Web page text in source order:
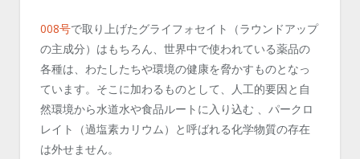
008号で取り上げたグライフォセイト（ラウンドアップ
の主成分）はもちろん、世界中で使われている薬品の
各種は、わたしたちや環境の健康を脅かすものとなっ
ています。そこに加わるものとして、人工的要因と自
然環境から水道水や食品ルートに入り込む 、パークロ
レイト（過塩素カリウム）と呼ばれる化学物質の存在
は外せません。